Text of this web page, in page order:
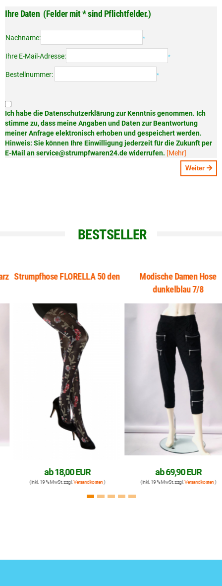
Ihre Daten (Felder mit * sind Pflichtfelder.)
Nachname: *
Ihre E-Mail-Adresse: *
Bestellnummer: *
Ich habe die Datenschutzerklärung zur Kenntnis genommen. Ich
stimme zu, dass meine Angaben und Daten zur Beantwortung
meiner Anfrage elektronisch erhoben und gespeichert werden.
Hinweis: Sie können Ihre Einwilligung jederzeit für die Zukunft per
E-Mail an service@strumpfwaren24.de widerrufen. [Mehr]
Weiter
BESTSELLER
Strumpfhose FLORELLA 50 den
ab18,00 EUR
( inkl. 19 % MwSt. zzgl.Versandkosten)
Modische Damen Hose
dunkelblau 7/8
ab69,90 EUR
( inkl. 19 % MwSt. zzgl.Versandkosten)